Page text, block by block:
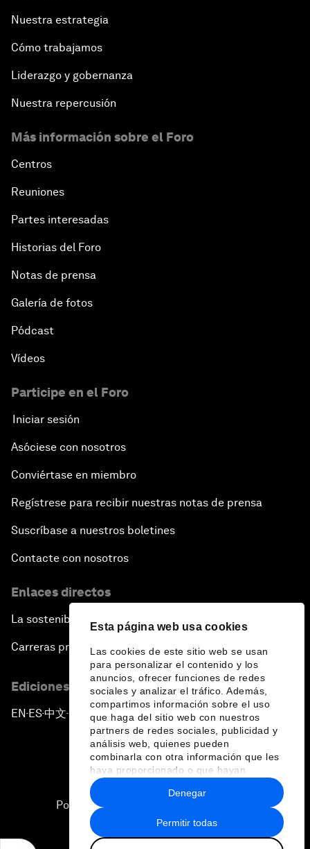
Esta página web usa cookies
Las cookies de este sitio web se usan
para personalizar el contenido y los
anuncios, ofrecer funciones de redes
sociales y analizar el tráfico. Además,
compartimos información sobre el uso
que haga del sitio web con nuestros
partners de redes sociales, publicidad y
análisis web, quienes pueden
combinarla con otra información que les
haya proporcionado o que hayan
recopilado a partir del uso que haya
hecho de sus servicios.
Permitir todas
Denegar
Nuestra estrategia
Cómo trabajamos
Liderazgo y gobernanza
Nuestra repercusión
Más información sobre el Foro
Centros
Reuniones
Partes interesadas
Historias del Foro
Notas de prensa
Galería de fotos
Pódcast
Vídeos
Participe en el Foro
Iniciar sesión
Asóciese con nosotros
Conviértase en miembro
Regístrese para recibir nuestras notas de prensa
Suscríbase a nuestros boletines
Contacte con nosotros
Enlaces directos
La sostenibilidad en el Foro
Carreras profesionales
Ediciones en otros idiomas
EN ▪ ES▪中文▪ 日本語
Política de privacidad y normas de uso